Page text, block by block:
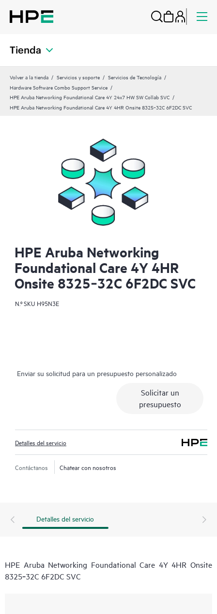
Tienda
Volver a la tienda Servicios y soporte
Servicios de Tecnología
Hardware Software Combo Support Service
HPE Aruba Networking Foundational Care 4Y 24x7 HW SW Collab SVC
HPE Aruba Networking Foundational Care 4Y 4HR Onsite 8325‑32C 6F2DC SVC
HPE Aruba Networking
Foundational Care 4Y 4HR
Onsite 8325‑32C 6F2DC SVC
N.º SKU H95N3E
Enviar su solicitud para un presupuesto personalizado
Solicitar un
presupuesto
Detalles del servicio
Contáctanos Chatear con nosotros
Detalles del servicio
HPE Aruba Networking Foundational Care 4Y 4HR Onsite
8325‑32C 6F2DC SVC